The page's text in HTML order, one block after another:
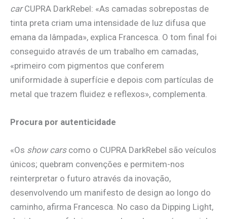
carCUPRA DarkRebel: «As camadas sobrepostas de
tinta preta criam uma intensidade de luz difusa que
emana da lâmpada», explica Francesca. O tom final foi
conseguido através de um trabalho em camadas,
«primeiro com pigmentos que conferem
uniformidade à superfície e depois com partículas de
metal que trazem fluidez e reflexos», complementa.
Procura por autenticidade
«Os show carscomo o CUPRA DarkRebel são veículos
únicos; quebram convenções e permitem-nos
reinterpretar o futuro através da inovação,
desenvolvendo um manifesto de design ao longo do
caminho, afirma Francesca. No caso da Dipping Light,